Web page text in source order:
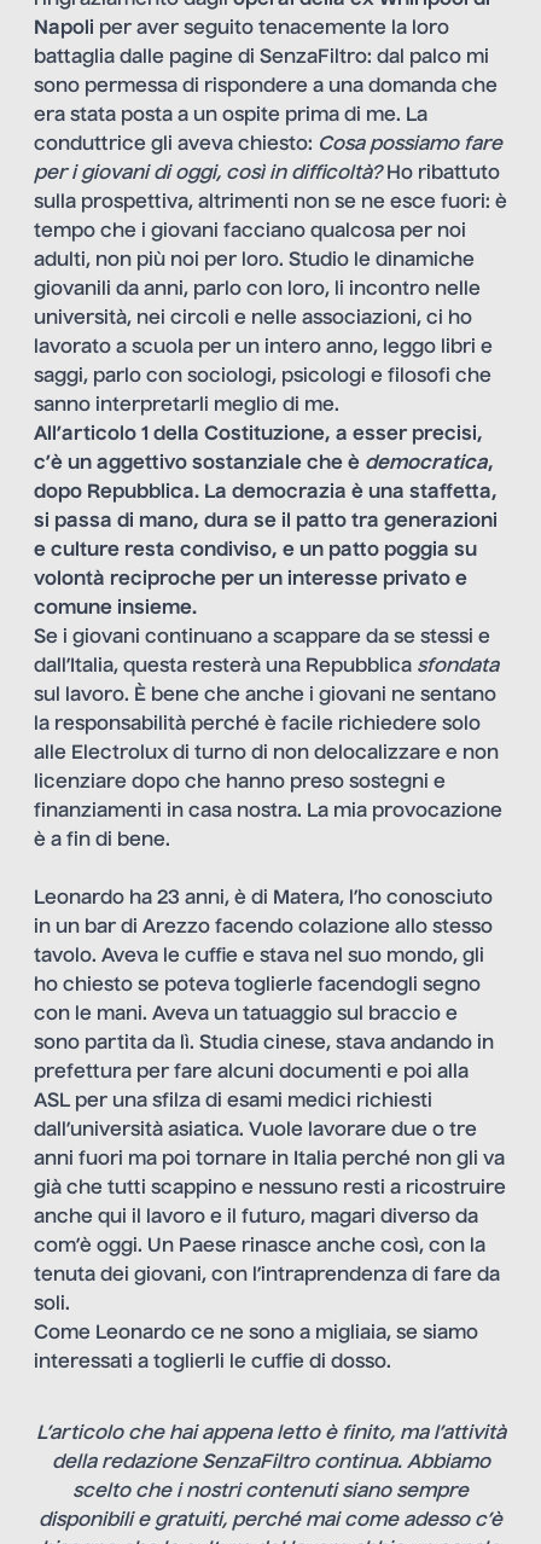
Napoli per aver seguito tenacemente la loro
battaglia dalle pagine di SenzaFiltro: dal palco mi
sono permessa di rispondere a una domanda che
era stata posta a un ospite prima di me. La
conduttrice gli aveva chiesto: Cosa possiamo fare
per i giovani di oggi, così in difficoltà?Ho ribattuto
sulla prospettiva, altrimenti non se ne esce fuori: è
tempo che i giovani facciano qualcosa per noi
adulti, non più noi per loro. Studio le dinamiche
giovanili da anni, parlo con loro, li incontro nelle
università, nei circoli e nelle associazioni, ci ho
lavorato a scuola per un intero anno, leggo libri e
saggi, parlo con sociologi, psicologi e filosofi che
sanno interpretarli meglio di me.
All’articolo 1 della Costituzione, a esser precisi,
c’è un aggettivo sostanziale che è democratica,
dopo Repubblica. La democrazia è una staffetta,
si passa di mano, dura se il patto tra generazioni
e culture resta condiviso, e un patto poggia su
volontà reciproche per un interesse privato e
comune insieme.
Se i giovani continuano a scappare da se stessi e
dall’Italia, questa resterà una Repubblica sfondata
sul lavoro. È bene che anche i giovani ne sentano
la responsabilità perché è facile richiedere solo
alle Electrolux di turno di non delocalizzare e non
licenziare dopo che hanno preso sostegni e
finanziamenti in casa nostra. La mia provocazione
è a fin di bene.
Leonardo ha 23 anni, è di Matera, l’ho conosciuto
in un bar di Arezzo facendo colazione allo stesso
tavolo. Aveva le cuffie e stava nel suo mondo, gli
ho chiesto se poteva toglierle facendogli segno
con le mani. Aveva un tatuaggio sul braccio e
sono partita da lì. Studia cinese, stava andando in
prefettura per fare alcuni documenti e poi alla
ASL per una sfilza di esami medici richiesti
dall’università asiatica. Vuole lavorare due o tre
anni fuori ma poi tornare in Italia perché non gli va
già che tutti scappino e nessuno resti a ricostruire
anche qui il lavoro e il futuro, magari diverso da
com’è oggi. Un Paese rinasce anche così, con la
tenuta dei giovani, con l’intraprendenza di fare da
soli.
Come Leonardo ce ne sono a migliaia, se siamo
interessati a toglierli le cuffie di dosso.
L’articolo che hai appena letto è finito, ma l’attività
della redazione SenzaFiltro continua. Abbiamo
scelto che i nostri contenuti siano sempre
disponibili e gratuiti, perché mai come adesso c’è